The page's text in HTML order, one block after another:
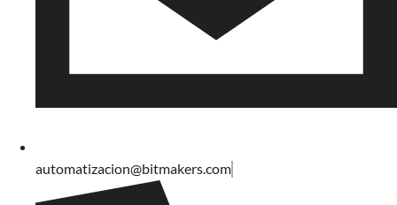
automatizacion@bitmakers.com